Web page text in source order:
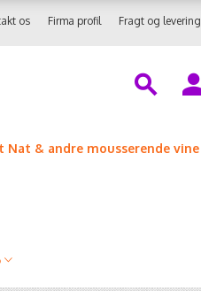
Fragt og levering
Firma profil
os
Nat & andre mousserende vine